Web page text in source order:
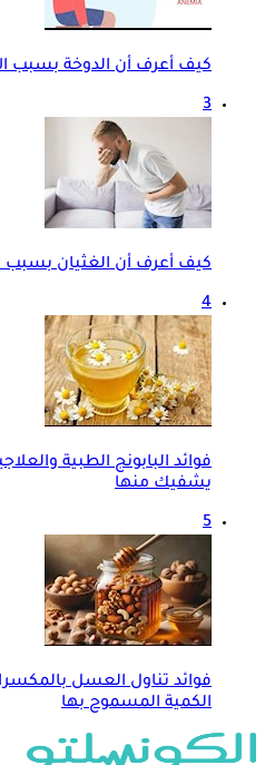
كيف أعرف أن الدوخة بسبب
3
كيف أعرف أن الغثيان بسبب
4
فوائد البابونج الطبية
يشفيك منها
5
فوائد تناول العسل
الكمية المسموح بها